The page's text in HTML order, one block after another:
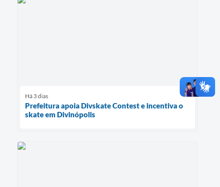
Há 3 dias
Prefeitura apoia Divskate Contest e incentiva o
skate em Divinópolis